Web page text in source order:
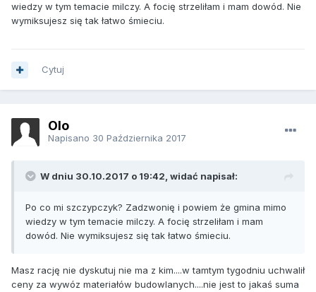
wiedzy w tym temacie milczy. A focię strzeliłam i mam dowód. Nie
wymiksujesz się tak łatwo śmieciu.
Cytuj
Olo
Napisano 30 Października 2017
W dniu 30.10.2017 o 19:42, widać napisał:
Po co mi szczypczyk? Zadzwonię i powiem że gmina mimo
wiedzy w tym temacie milczy. A focię strzeliłam i mam
dowód. Nie wymiksujesz się tak łatwo śmieciu.
Masz rację nie dyskutuj nie ma z kim....w tamtym tygodniu uchwalił
ceny za wywóz materiałów budowlanych....nie jest to jakaś suma